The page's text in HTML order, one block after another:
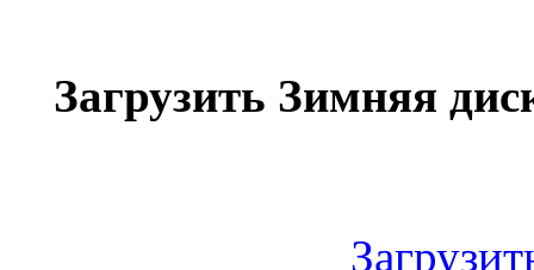
Загрузить Зимняя